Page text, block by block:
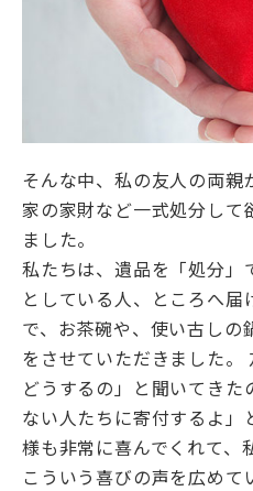
そんな中、私の友人の両親
家の家財など一式処分して
ました。
私たちは、遺品を「処分」
としている人、ところへ
で、お茶碗や、使い古しの
をさせていただきました。
どうするの」と聞いてき
ない人たちに寄付するよ
様も非常に喜んでくれて、
こういう喜びの声を広め